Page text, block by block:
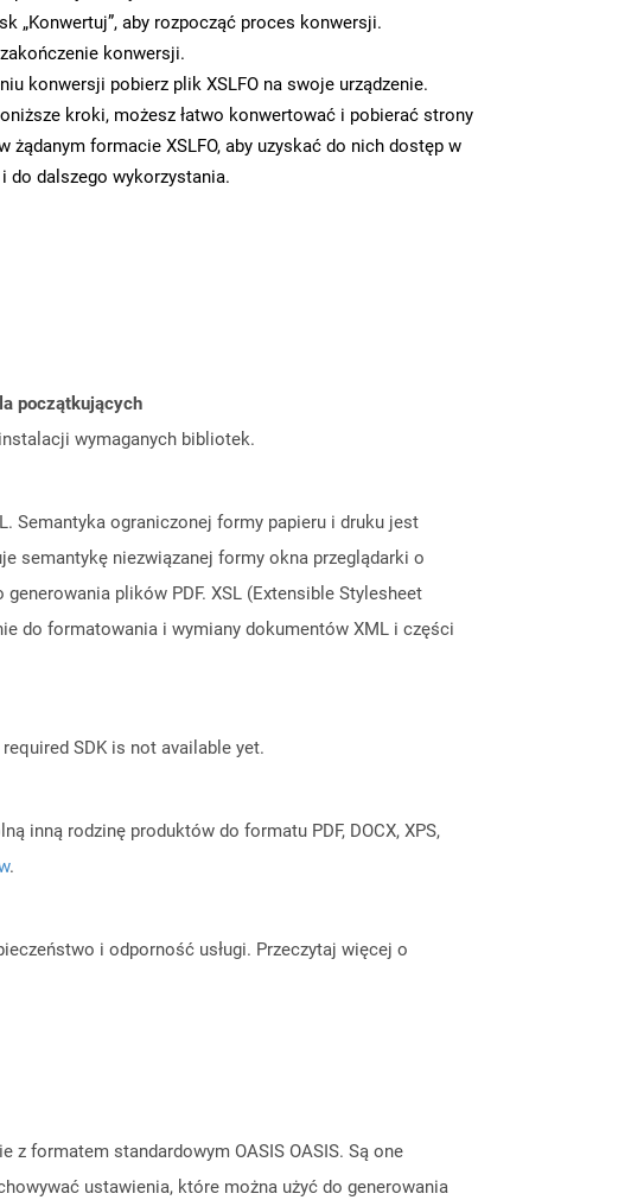
„Konwertuj”, aby rozpocząć proces konwersji.
konwersji.
konwersji pobierz plik XSLFO na swoje urządzenie.
kroki, możesz łatwo konwertować i pobierać strony
żądanym formacie XSLFO, aby uzyskać do nich dostęp w
do dalszego wykorzystania.
początkujących
wymaganych bibliotek.
Semantyka ograniczonej formy papieru i druku jest
semantykę niezwiązanej formy okna przeglądarki o
plików PDF. XSL (Extensible Stylesheet
do formatowania i wymiany dokumentów XML i części
SDK is not available yet.
inną rodzinę produktów do formatu PDF, DOCX, XPS,
.
i odporność usługi. Przeczytaj więcej o
z formatem standardowym OASIS OASIS. Są one
ustawienia, które można użyć do generowania